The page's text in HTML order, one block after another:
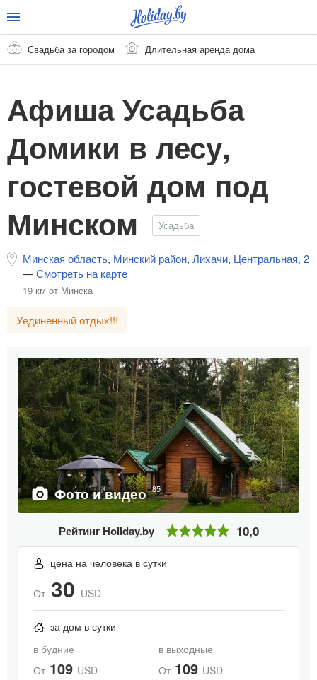
Свадьба за городом Длительная аренда дома
Афиша Усадьба
Домики в лесу,
гостевой дом под
Минском
Усадьба
Минская область, Минский район, Лихачи, Центральная, 2
—Смотреть на карте
19 км от Минска
Уединенный отдых!!!
Фото и видео 85
Рейтинг Holiday.by 10,0
цена на человека в сутки
От 30 USD
за дом в сутки
в будние
От 109 USD
в выходные
От 109 USD